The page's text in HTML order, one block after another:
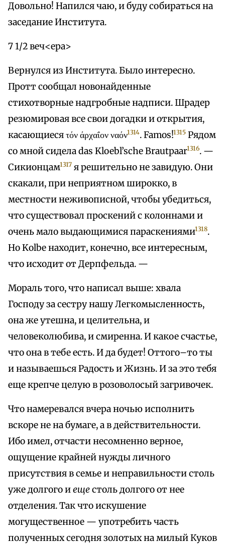
Довольно! Напился чаю, и буду собираться на
заседание Института.
7 1/2 веч<ера>
Вернулся из Института. Было интересно.
Протт сообщал новонайденные
стихотворные надгробные надписи. Шрадер
резюмировая все свои догадки и открытия,
касающиеся τόν άρχαΐον ναόν1314. Famos!1315 Рядом
со мной сидела das Kloebl’sche Brautpaar1316. —
Сикионцам1317 я решительно не завидую. Они
скакали, при неприятном широкко, в
местности неживописной, чтобы убедиться,
что существовал проскений с колоннами и
очень мало выдающимися параскениями1318.
Но Kolbe находит, конечно, все интересным,
что исходит от Дерпфельда. —
Мораль того, что написал выше: хвала
Господу за сестру нашу Легкомысленность,
она же утешна, и целительна, и
человеколюбива, и смиренна. И какое счастье,
что она в тебе есть. И да будет! Оттого–то ты
и называешься Радость и Жизнь. И за это тебя
еще крепче целую в розоволосый загривочек.
Что намеревался вчера ночью исполнить
вскоре не на бумаге, а в действительности.
Ибо имел, отчасти несомненно верное,
ощущение крайней нужды личного
присутствия в семье и неправильности столь
уже долгого иещестоль долгого от нее
отделения. Так что искушение
могущественное — употребить часть
полученных сегодня золотых на милый Куков